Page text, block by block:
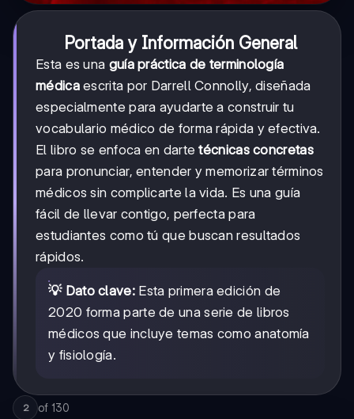
Portada y Información General
Esta es una guía práctica de terminología
médicaescrita por Darrell Connolly, diseñada
especialmente para ayudarte a construir tu
vocabulario médico de forma rápida y efectiva.
El libro se enfoca en dartetécnicas concretas
para pronunciar, entender y memorizar términos
médicos sin complicarte la vida. Es una guía
fácil de llevar contigo, perfecta para
estudiantes como tú que buscan resultados
rápidos.
💡 Dato clave:Esta primera edición de
2020 forma parte de una serie de libros
médicos que incluye temas como anatomía
y fisiología.
2 of 130